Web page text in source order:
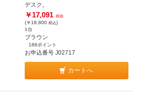
デスク。
￥17,091 税抜
(￥18,800 税込)
1台
ブラウン
188ポイント
お申込番号 J02717
カートへ